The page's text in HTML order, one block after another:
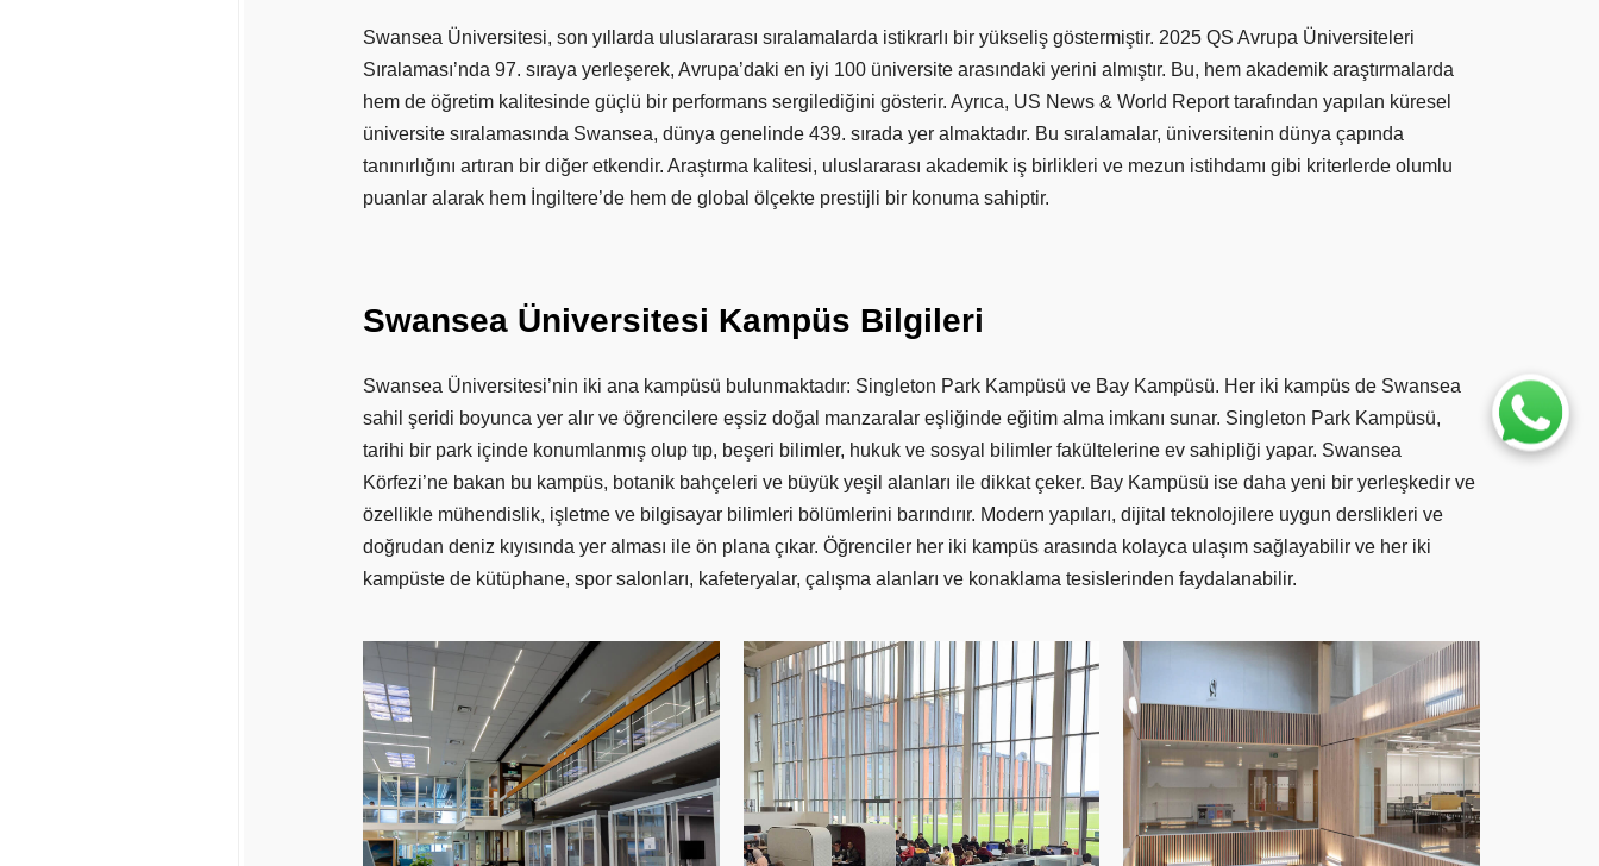
Swansea Üniversitesi, son yıllarda uluslararası sıralamalarda istikrarlı bir yükseliş göstermiştir. 2025 QS Avrupa Üniversiteleri
Sıralaması’nda 97. sıraya yerleşerek, Avrupa’daki en iyi 100 üniversite arasındaki yerini almıştır. Bu, hem akademik araştırmalarda
hem de öğretim kalitesinde güçlü bir performans sergilediğini gösterir. Ayrıca, US News & World Report tarafından yapılan küresel
üniversite sıralamasında Swansea, dünya genelinde 439. sırada yer almaktadır. Bu sıralamalar, üniversitenin dünya çapında
tanınırlığını artıran bir diğer etkendir. Araştırma kalitesi, uluslararası akademik iş birlikleri ve mezun istihdamı gibi kriterlerde olumlu
puanlar alarak hem İngiltere’de hem de global ölçekte prestijli bir konuma sahiptir.
Swansea Üniversitesi Kampüs Bilgileri
Swansea Üniversitesi’nin iki ana kampüsü bulunmaktadır: Singleton Park Kampüsü ve Bay Kampüsü. Her iki kampüs de Swansea
sahil şeridi boyunca yer alır ve öğrencilere eşsiz doğal manzaralar eşliğinde eğitim alma imkanı sunar. Singleton Park Kampüsü,
tarihi bir park içinde konumlanmış olup tıp, beşeri bilimler, hukuk ve sosyal bilimler fakültelerine ev sahipliği yapar. Swansea
Körfezi’ne bakan bu kampüs, botanik bahçeleri ve büyük yeşil alanları ile dikkat çeker. Bay Kampüsü ise daha yeni bir yerleşkedir ve
özellikle mühendislik, işletme ve bilgisayar bilimleri bölümlerini barındırır. Modern yapıları, dijital teknolojilere uygun derslikleri ve
doğrudan deniz kıyısında yer alması ile ön plana çıkar. Öğrenciler her iki kampüs arasında kolayca ulaşım sağlayabilir ve her iki
kampüste de kütüphane, spor salonları, kafeteryalar, çalışma alanları ve konaklama tesislerinden faydalanabilir.